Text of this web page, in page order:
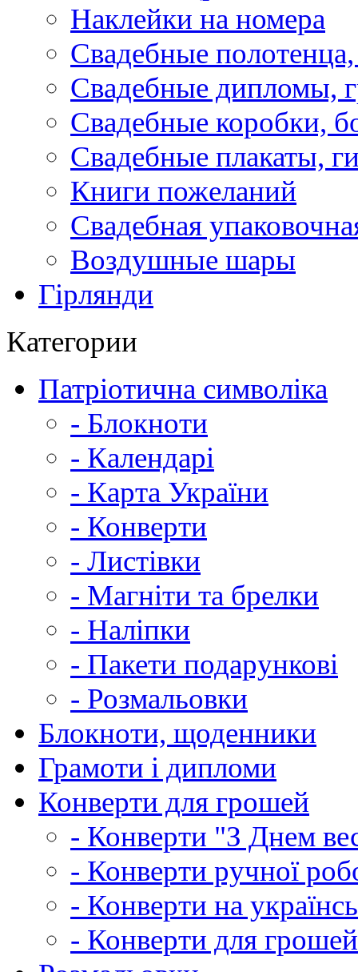
Наклейки на номера
Свадебные
Свадебные дипломы,
Свадебные коробки,
Свадебные плакаты,
Книги пожеланий
Свадебная
Воздушные шары
Гірлянди
Категории
Патріотична символіка
- Блокноти
- Календарі
- Карта України
- Конверти
- Листівки
- Магніти та брелки
- Наліпки
- Пакети подарункові
- Розмальовки
Блокноти, щоденники
Грамоти і дипломи
Конверти для грошей
- Конверти "З Днем
- Конверти ручної
- Конверти на
- Конверти для грошей